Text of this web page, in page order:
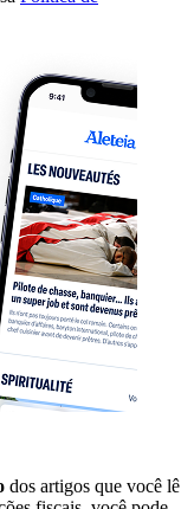
dos artigos que você lê